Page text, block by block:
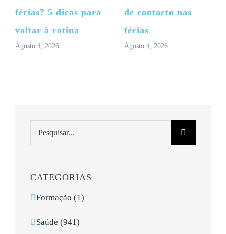
férias? 5 dicas para
voltar à rotina
Agosto 4, 2026
de contacto nas
férias
Agosto 4, 2026
CATEGORIAS
Formação (1)
Saúde (941)